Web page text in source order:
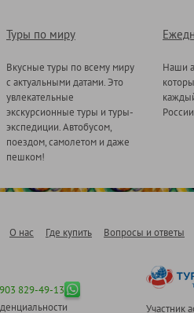
Туры по миру
Вкусные туры по всему миру
с актуальными датами. Это
увлекательные
экскурсионные туры и туры-
экспедиции. Автобусом,
поездом, самолетом и даже
пешком!
Наши
О нас Где купить Вопросы и ответы
829-49-13
Участник